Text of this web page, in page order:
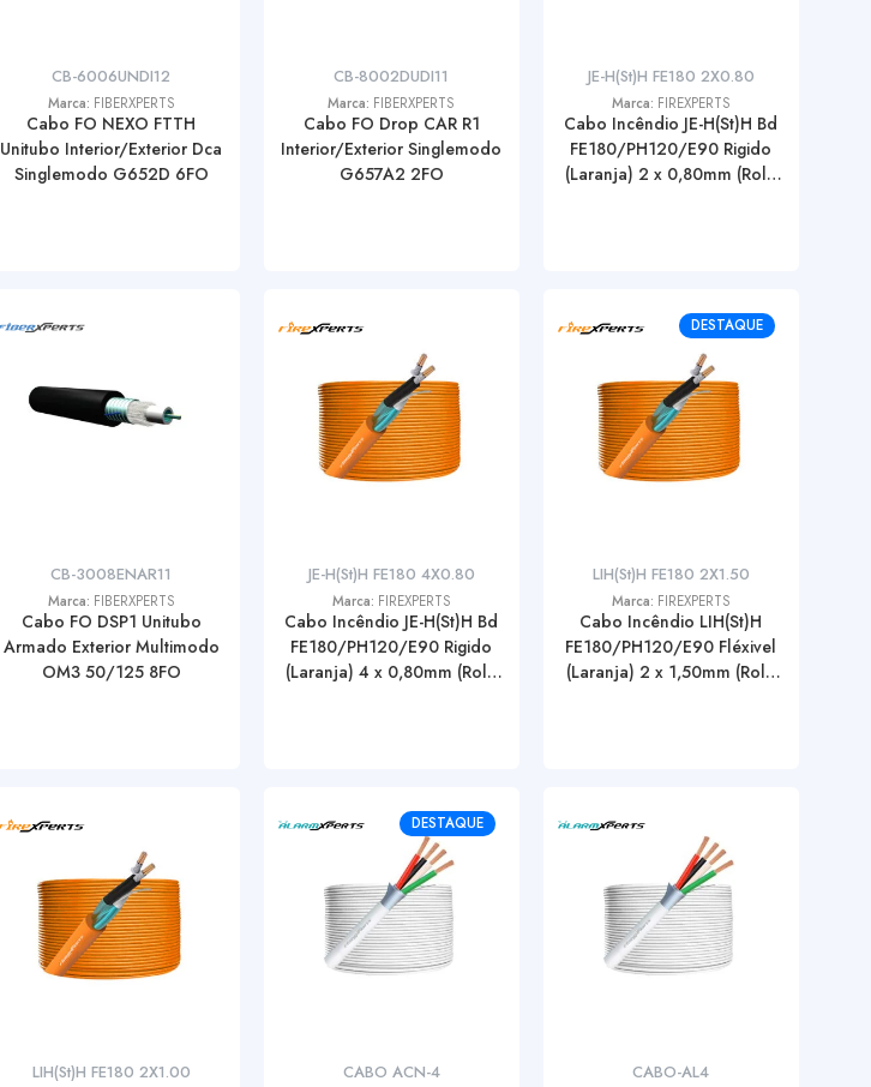
CB-6006UNDI12
Marca: FIBERXPERTS
Cabo FO NEXO FTTH
Unitubo Interior/Exterior Dca
Singlemodo G652D 6FO
CB-8002DUDI11
Marca: FIBERXPERTS
Cabo FO Drop CAR R1
Interior/Exterior Singlemodo
G657A2 2FO
JE-H(St)H FE180 2X0.80
Marca: FIREXPERTS
Cabo Incêndio JE-H(St)H Bd
FE180/PH120/E90 Rigido
(Laranja) 2 x 0,80mm (Rolo
CB-3008ENAR11
Marca: FIBERXPERTS
Cabo FO DSP1 Unitubo
Armado Exterior Multimodo
OM3 50/125 8FO
JE-H(St)H FE180 4X0.80
Marca: FIREXPERTS
Cabo Incêndio JE-H(St)H Bd
FE180/PH120/E90 Rigido
(Laranja) 4 x 0,80mm (Rolo
DESTAQUE
LIH(St)H FE180 2X1.50
Marca: FIREXPERTS
Cabo Incêndio LIH(St)H
FE180/PH120/E90 Fléxivel
(Laranja) 2 x 1,50mm (Rolo
LIH(St)H FE180 2X1.00
DESTAQUE
CABO ACN-4 CABO-AL4